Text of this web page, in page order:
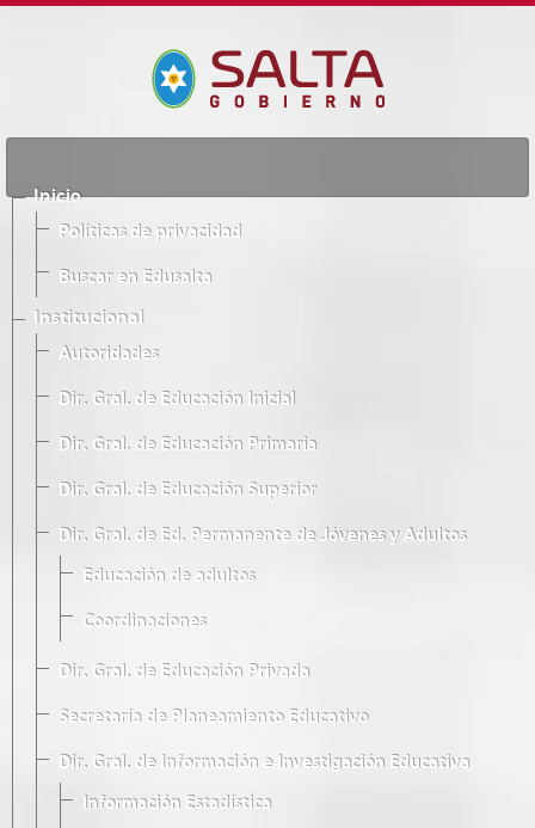
Inicio
Políticas de privacidad
Buscar en Edusalta
Institucional
Autoridades
Dir. Gral. de Educación Inicial
Dir. Gral. de Educación Primaria
Dir. Gral. de Educación Superior
Dir. Gral. de Ed. Permanente de Jóvenes y Adultos
Educación de adultos
Coordinaciones
Dir. Gral. de Educación Privada
Secretaría de Planeamiento Educativo
Dir. Gral. de Información e Investigación Educativa
Información Estadística